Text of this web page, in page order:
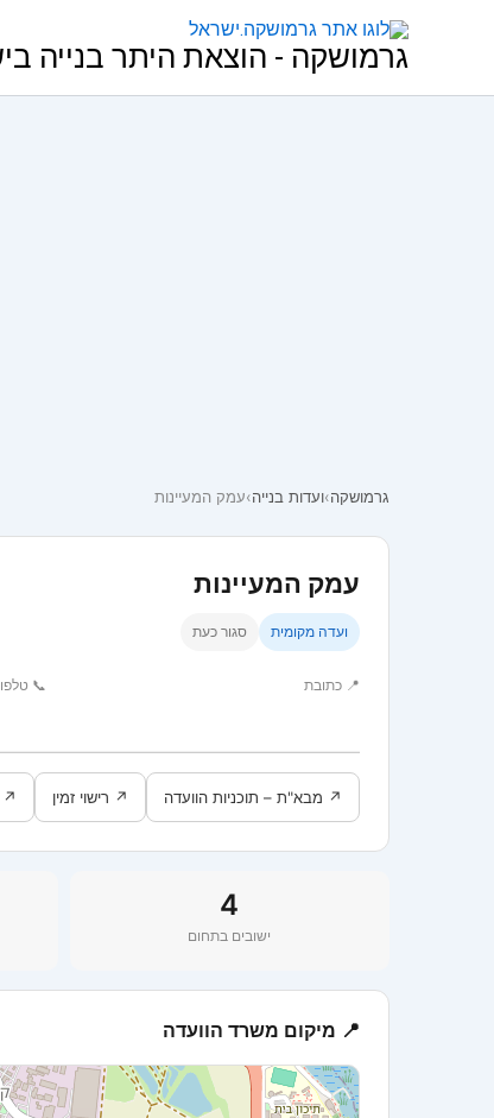
גרמושקה - הוצאת היתר בנייה
גרמושקה›ועדות בנייה›עמק המעיינות
עמק המעיינות
ועדה מקומית סגור כעת
📍 כתובת 📞
↗ מבא"ת – תוכניות הוועדה ↗ רישוי זמין ↗
4
ישובים בתחום
📍 מיקום משרד הוועדה